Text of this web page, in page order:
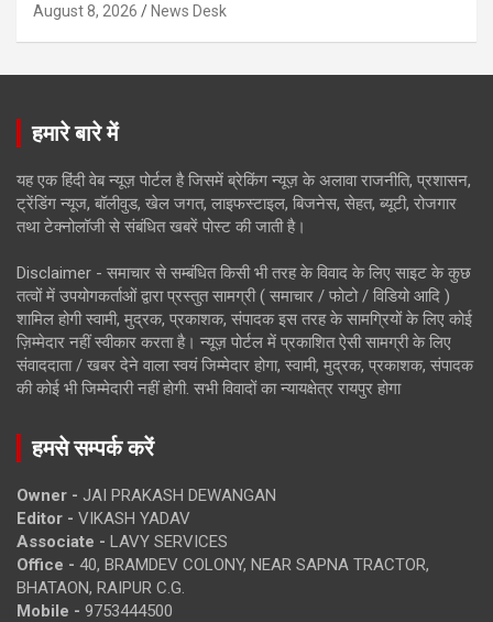
August 8, 2026 News Desk
हमारे बारे में
यह एक हिंदी वेब न्यूज़ पोर्टल है जिसमें ब्रेकिंग न्यूज़ के अलावा राजनीति, प्रशासन,
ट्रेंडिंग न्यूज, बॉलीवुड, खेल जगत, लाइफस्टाइल, बिजनेस, सेहत, ब्यूटी, रोजगार
तथा टेक्नोलॉजी से संबंधित खबरें पोस्ट की जाती है।
Disclaimer - समाचार से सम्बंधित किसी भी तरह के विवाद के लिए साइट के कुछ
तत्वों में उपयोगकर्ताओं द्वारा प्रस्तुत सामग्री ( समाचार / फोटो / विडियो आदि )
शामिल होगी स्वामी, मुद्रक, प्रकाशक, संपादक इस तरह के सामग्रियों के लिए कोई
ज़िम्मेदार नहीं स्वीकार करता है। न्यूज़ पोर्टल में प्रकाशित ऐसी सामग्री के लिए
संवाददाता / खबर देने वाला स्वयं जिम्मेदार होगा, स्वामी, मुद्रक, प्रकाशक, संपादक
की कोई भी जिम्मेदारी नहीं होगी. सभी विवादों का न्यायक्षेत्र रायपुर होगा
हमसे सम्पर्क करें
Owner - JAI PRAKASH DEWANGAN
Editor - VIKASH YADAV
Associate - LAVY SERVICES
Office - 40, BRAMDEV COLONY, NEAR SAPNA TRACTOR,
BHATAON, RAIPUR C.G.
Mobile - 9753444500